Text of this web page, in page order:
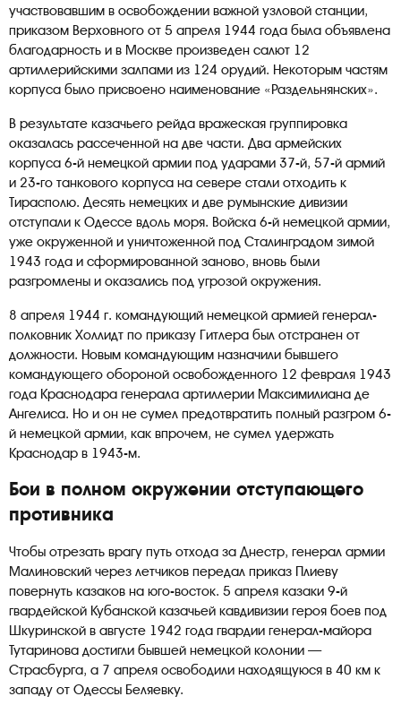
участвовавшим в освобождении важной узловой станции,
приказом Верховного от 5 апреля 1944 года была объявлена
благодарность и в Москве произведен салют 12
артиллерийскими залпами из 124 орудий. Некоторым частям
корпуса было присвоено наименование «Раздельнянских».
В результате казачьего рейда вражеская группировка
оказалась рассеченной на две части. Два армейских
корпуса 6-й немецкой армии под ударами 37-й, 57-й армий
и 23-го танкового корпуса на севере стали отходить к
Тирасполю. Десять немецких и две румынские дивизии
отступали к Одессе вдоль моря. Войска 6-й немецкой армии,
уже окруженной и уничтоженной под Сталинградом зимой
1943 года и сформированной заново, вновь были
разгромлены и оказались под угрозой окружения.
8 апреля 1944 г. командующий немецкой армией генерал-
полковник Холлидт по приказу Гитлера был отстранен от
должности. Новым командующим назначили бывшего
командующего обороной освобожденного 12 февраля 1943
года Краснодара генерала артиллерии Максимилиана де
Ангелиса. Но и он не сумел предотвратить полный разгром 6-
й немецкой армии, как впрочем, не сумел удержать
Краснодар в 1943-м.
Бои в полном окружении отступающего
противника
Чтобы отрезать врагу путь отхода за Днестр, генерал армии
Малиновский через летчиков передал приказ Плиеву
повернуть казаков на юго-восток. 5 апреля казаки 9-й
гвардейской Кубанской казачьей кавдивизии героя боев под
Шкуринской в августе 1942 года гвардии генерал-майора
Тутаринова достигли бывшей немецкой колонии —
Страсбурга, а 7 апреля освободили находящуюся в 40 км к
западу от Одессы Беляевку.